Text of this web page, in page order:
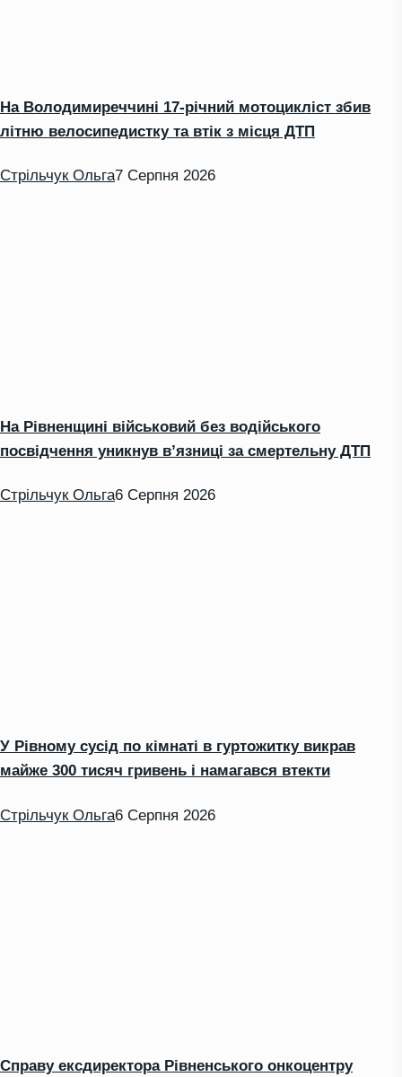
На Володимиреччині 17-річний мотоцикліст збив
літню велосипедистку та втік з місця ДТП
Стрільчук Ольга7 Серпня 2026
На Рівненщині військовий без водійського
посвідчення уникнув в’язниці за смертельну ДТП
Стрільчук Ольга6 Серпня 2026
У Рівному сусід по кімнаті в гуртожитку викрав
майже 300 тисяч гривень і намагався втекти
Стрільчук Ольга6 Серпня 2026
Справу ексдиректора Рівненського онкоцентру